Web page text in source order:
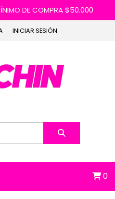
DE COMPRA $50.000
INICIAR SESIÓN
0